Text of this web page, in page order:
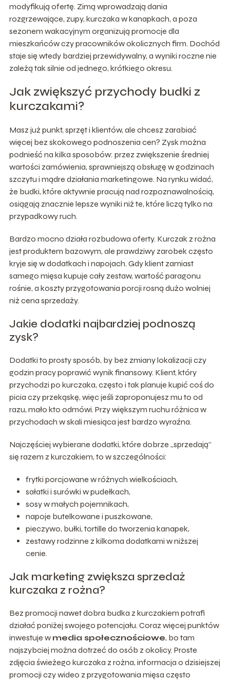
modyfikują ofertę. Zimą wprowadzają dania
rozgrzewające, zupy, kurczaka w kanapkach, a poza
sezonem wakacyjnym organizują promocje dla
mieszkańców czy pracowników okolicznych firm. Dochód
staje się wtedy bardziej przewidywalny, a wyniki roczne nie
zależą tak silnie od jednego, krótkiego okresu.
Jak zwiększyć przychody budki z
kurczakami?
Masz już punkt, sprzęt i klientów, ale chcesz zarabiać
więcej bez skokowego podnoszenia cen? Zysk można
podnieść na kilka sposobów: przez zwiększenie średniej
wartości zamówienia, sprawniejszą obsługę w godzinach
szczytu i mądre działania marketingowe. Na rynku widać,
że budki, które aktywnie pracują nad rozpoznawalnością,
osiągają znacznie lepsze wyniki niż te, które liczą tylko na
przypadkowy ruch.
Bardzo mocno działa rozbudowa oferty. Kurczak z rożna
jest produktem bazowym, ale prawdziwy zarobek często
kryje się w dodatkach i napojach. Gdy klient zamiast
samego mięsa kupuje cały zestaw, wartość paragonu
rośnie, a koszty przygotowania porcji rosną dużo wolniej
niż cena sprzedaży.
Jakie dodatki najbardziej podnoszą
zysk?
Dodatki to prosty sposób, by bez zmiany lokalizacji czy
godzin pracy poprawić wynik finansowy. Klient, który
przychodzi po kurczaka, często i tak planuje kupić coś do
picia czy przekąskę, więc jeśli zaproponujesz mu to od
razu, mało kto odmówi. Przy większym ruchu różnica w
przychodach w skali miesiąca jest bardzo wyraźna.
Najczęściej wybierane dodatki, które dobrze „sprzedają”
się razem z kurczakiem, to w szczególności:
frytki porcjowane w różnych wielkościach,
sałatki i surówki w pudełkach,
sosy w małych pojemnikach,
napoje butelkowane i puszkowane,
pieczywo, bułki, tortille do tworzenia kanapek,
zestawy rodzinne z kilkoma dodatkami w niższej
cenie.
Jak marketing zwiększa sprzedaż
kurczaka z rożna?
Bez promocji nawet dobra budka z kurczakiem potrafi
działać poniżej swojego potencjału. Coraz więcej punktów
inwestuje w media społecznościowe, bo tam
najszybciej można dotrzeć do osób z okolicy. Proste
zdjęcia świeżego kurczaka z rożna, informacja o dzisiejszej
promocji czy wideo z przygotowania mięsa często